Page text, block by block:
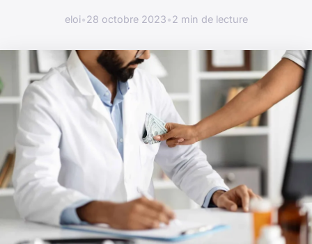
eloi•28 octobre 2023•2 min de lecture